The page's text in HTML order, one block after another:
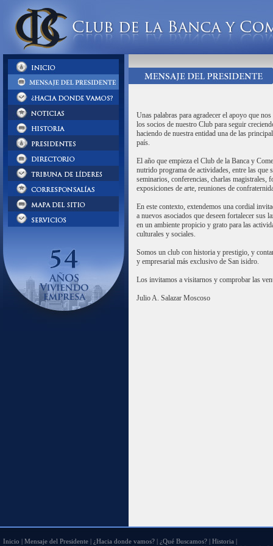
Unas palabras para agradecer el apoyo que
los socios de nuestro Club para seguir
haciendo de nuestra entidad una de las
país.
El año que empieza el Club de la Banca y
nutrido programa de actividades, entre las que
seminarios, conferencias, charlas magistrales,
exposiciones de arte, reuniones de
En este contexto, extendemos una cordial
a nuevos asociados que deseen fortalecer sus
en un ambiente propicio y grato para las
culturales y sociales.
Somos un club con historia y prestigio, y
y empresarial más exclusivo de San isidro.
Los invitamos a visitarnos y comprobar las
Julio A. Salazar Moscoso
Inicio | Mensaje del Presidente| ¿Hacia donde vamos?| ¿Qué Buscamos?| Historia |